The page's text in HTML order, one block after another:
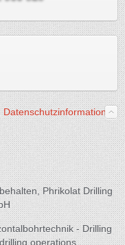
Datenschutzinformation
Phrikolat Drilling
- Drilling
operations